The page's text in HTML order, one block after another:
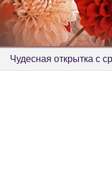
Чудесная открытка с